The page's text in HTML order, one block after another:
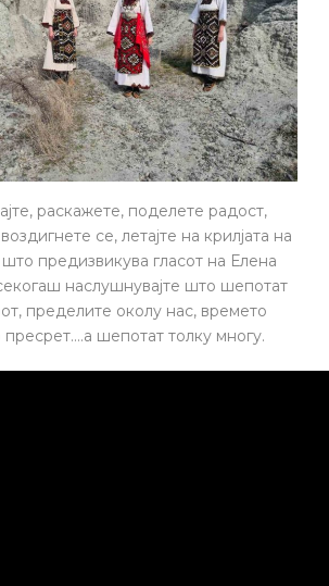
раскажете, поделете радост,
се, летајте на крилјата на
предизвикува гласот на Елена
наслушнувајте што шепотат
пределите околу нас, времето
шепотат толку многу.